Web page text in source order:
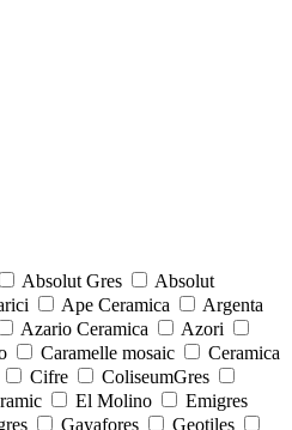
Absolut Gres
Absolut
Ape Ceramica
Argenta
Azario Ceramica
Azori
Caramelle mosaic
Ceramica
Cifre
ColiseumGres
El Molino
Emigres
Gayafores
Geotiles